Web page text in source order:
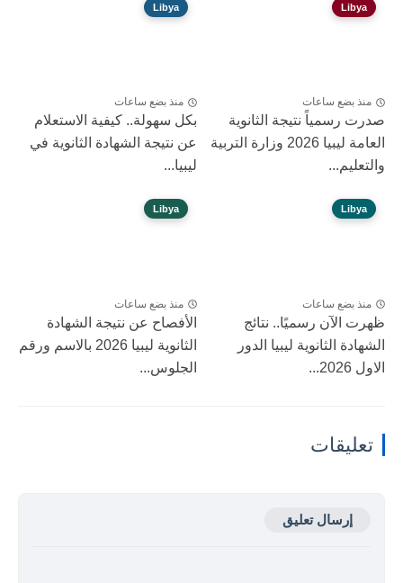
Libya
منذ بضع ساعات
صدرت رسمياً نتيجة الثانوية
العامة ليبيا 2026 وزارة التربية
والتعليم...
Libya
منذ بضع ساعات
بكل سهولة.. كيفية الاستعلام
عن نتيجة الشهادة الثانوية في
ليبيا...
Libya
منذ بضع ساعات
ظهرت الآن رسميًا.. نتائج
الشهادة الثانوية ليبيا الدور
الاول 2026...
Libya
منذ بضع ساعات
الأفصاح عن نتيجة الشهادة
الثانوية ليبيا 2026 بالاسم ورقم
الجلوس...
تعليقات
إرسال تعليق